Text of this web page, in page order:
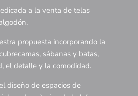
a la venta de telas
propuesta incorporando la
sábanas y batas,
el detalle y la comodidad.
diseño de espacios de